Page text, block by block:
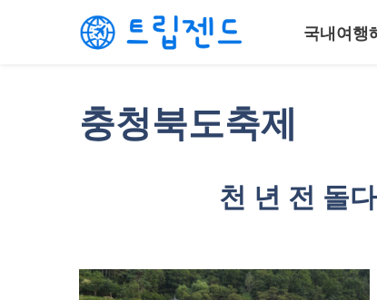
국내여행
충청북도축제
천 년 전 돌